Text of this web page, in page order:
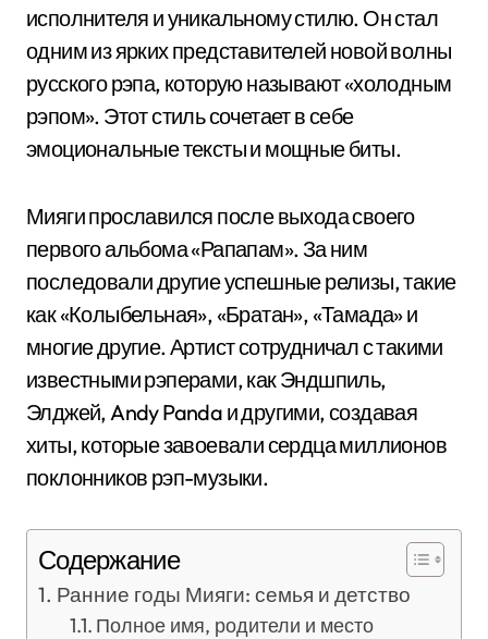
исполнителя и уникальному стилю. Он стал
одним из ярких представителей новой волны
русского рэпа, которую называют «холодным
рэпом». Этот стиль сочетает в себе
эмоциональные тексты и мощные биты.
Мияги прославился после выхода своего
первого альбома «Рапапам». За ним
последовали другие успешные релизы, такие
как «Колыбельная», «Братан», «Тамада» и
многие другие. Артист сотрудничал с такими
известными рэперами, как Эндшпиль,
Элджей, Andy Panda и другими, создавая
хиты, которые завоевали сердца миллионов
поклонников рэп-музыки.
Содержание
Ранние годы Мияги: семья и детство
Полное имя, родители и место